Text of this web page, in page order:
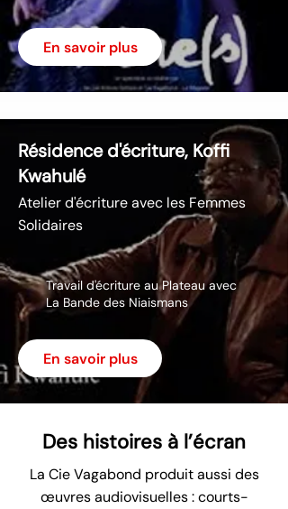
En savoir plus
Résidence d'écriture, Koffi
Kwahulé
Atelier d'écriture avec les Femmes
Solidaires
Travail d'écriture au Plateau avec
La Bande des Niaismans
En savoir plus
Des histoires à l’écran
La Cie Vagabond produit aussi des
œuvres audiovisuelles : courts-